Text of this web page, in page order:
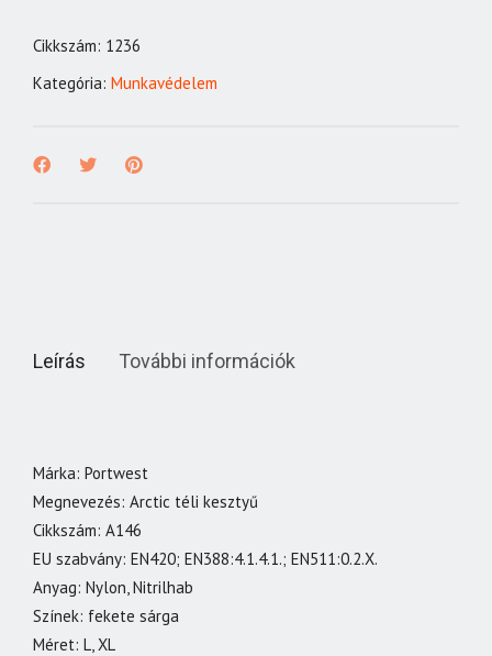
Cikkszám: 1236
Kategória: Munkavédelem
Leírás További információk
Márka: Portwest
Megnevezés: Arctic téli kesztyű
Cikkszám: A146
EU szabvány: EN420; EN388:4.1.4.1.; EN511:0.2.X.
Anyag: Nylon, Nitrilhab
Színek: fekete sárga
Méret: L, XL